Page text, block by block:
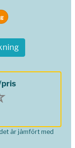
är jämfört med